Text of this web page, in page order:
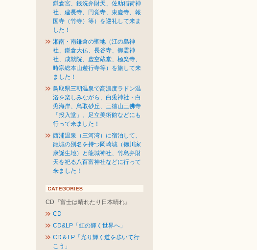
鎌倉宮、銭洗弁財天、佐助稲荷神
社、建長寺、円覚寺、東慶寺、報
国寺（竹寺）等）を巡礼して来ま
した！
湘南・南鎌倉の聖地（江の島神
社、鎌倉大仏、長谷寺、御霊神
社、成就院、虚空蔵堂、極楽寺、
時宗総本山遊行寺等）を旅して来
ました！
鳥取県三朝温泉で高濃度ラドン温
浴を楽しみながら、白兎神社・白
兎海岸、鳥取砂丘、三徳山三佛寺
「投入堂」、足立美術館などにも
行って来ました！
西浦温泉（三河湾）に宿泊して、
龍城の別名を持つ岡崎城（徳川家
康誕生地）と龍城神社、竹島弁財
天を祀る八百富神社などに行って
来ました！
CD『富士は晴れたり日本晴れ』
CD
CD&LP「虹の輝く世界へ」
CD＆LP「光り輝く道を歩いて行
こう」